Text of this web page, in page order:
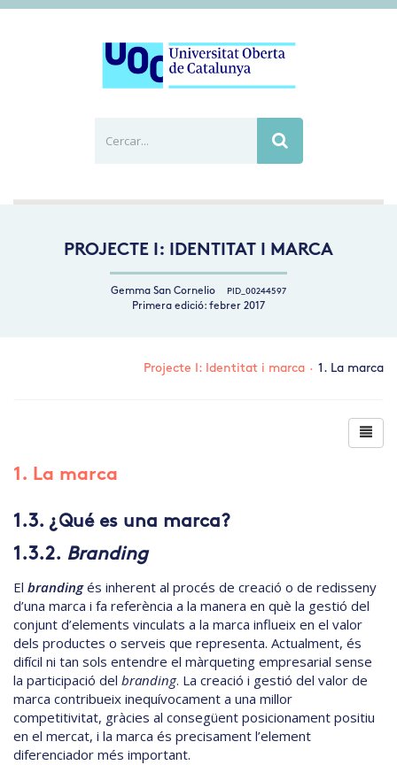
PROJECTE I: IDENTITAT I MARCA
Gemma San Cornelio PID_00244597
Primera edició: febrer 2017
Projecte I: Identitat i marca · 1. La marca
1. La marca
1.3. ¿Qué es una marca?
1.3.2. Branding
El brandingés inherent al procés de creació o de redisseny
d’una marca i fa referència a la manera en què la gestió del
conjunt d’elements vinculats a la marca influeix en el valor
dels productes o serveis que representa. Actualment, és
difícil ni tan sols entendre el màrqueting empresarial sense
la participació del branding. La creació i gestió del valor de
marca contribueix inequívocament a una millor
competitivitat, gràcies al consegüent posicionament positiu
en el mercat, i la marca és precisament l’element
diferenciador més important.